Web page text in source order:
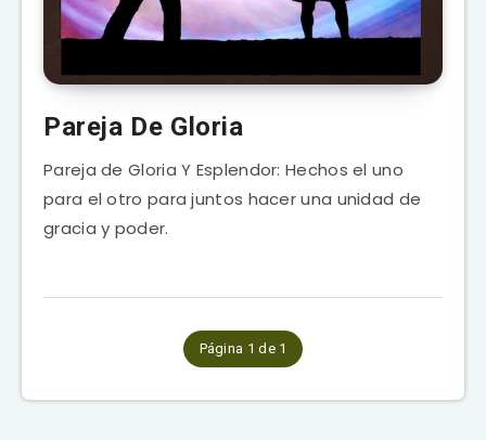
Pareja De Gloria
Pareja de Gloria Y Esplendor: Hechos el uno
para el otro para juntos hacer una unidad de
gracia y poder.
Página 1 de 1